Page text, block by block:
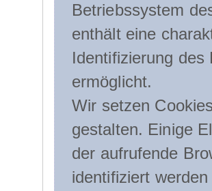
Betriebssystem
enthält eine
Identifizierung
ermöglicht.
Wir setzen
gestalten. Einige
der aufrufende
identifiziert